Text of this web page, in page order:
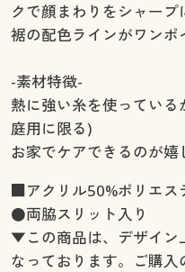
クで顔まわりをシャープ
裾の配色ラインがワンポ
-素材特徴-
熱に強い糸を使ってい
庭用に限る)
お家でケアできるのが嬉
■アクリル50%ポリエス
●両脇スリット入り
▼この商品は、デザイン
なっております。ご購入